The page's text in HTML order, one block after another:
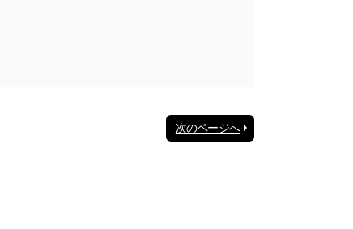
次のページへ